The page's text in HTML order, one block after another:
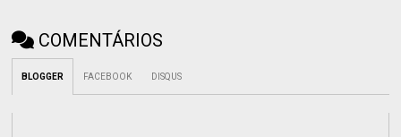
COMENTÁRIOS
BLOGGER FACEBOOK DISQUS